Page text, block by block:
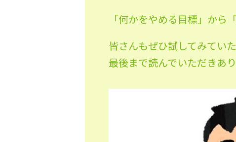
「何かをやめる目標」から
皆さんもぜひ試してみてい
最後まで読んでいただきあ